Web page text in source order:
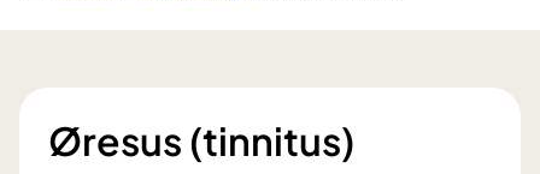
Øresus (tinnitus)